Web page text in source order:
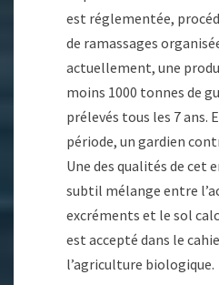
est réglementée,
de ramassages
actuellement, une
moins 1000 tonnes de
prélevés tous les 7 ans.
période, un gardien
Une des qualités de cet
subtil mélange entre
excréments et le sol
est accepté dans le
l’agriculture biologique.